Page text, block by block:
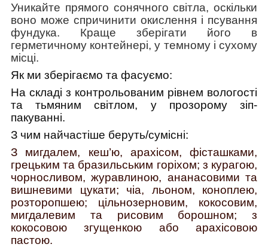
Уникайте прямого сонячного світла, оскільки
воно може спричинити окислення і псування
фундука. Краще зберігати його в
герметичному контейнері, у темному і сухому
місці.
Як ми зберігаємо та фасуємо:
На складі з контрольованим рівнем вологості
та тьмяним світлом, у прозорому зіп-
пакуванні.
З чим найчастіше беруть/cумісні:
З мигдалем, кеш’ю, арахісом, фісташками,
грецьким та бразильським горіхом; з курагою,
чорносливом, журавлиною, ананасовими та
вишневими цукати; чіа, льоном, коноплею,
розторопшею; цільнозерновим, кокосовим,
мигдалевим та рисовим борошном; з
кокосовою згущенкою або арахісовою
пастою.